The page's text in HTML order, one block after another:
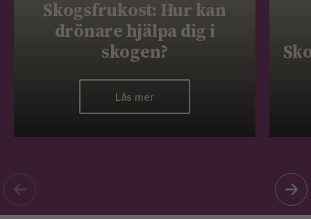
Skogsfrukost: Hur kan
drönare hjälpa dig i
skogen?
Läs mer